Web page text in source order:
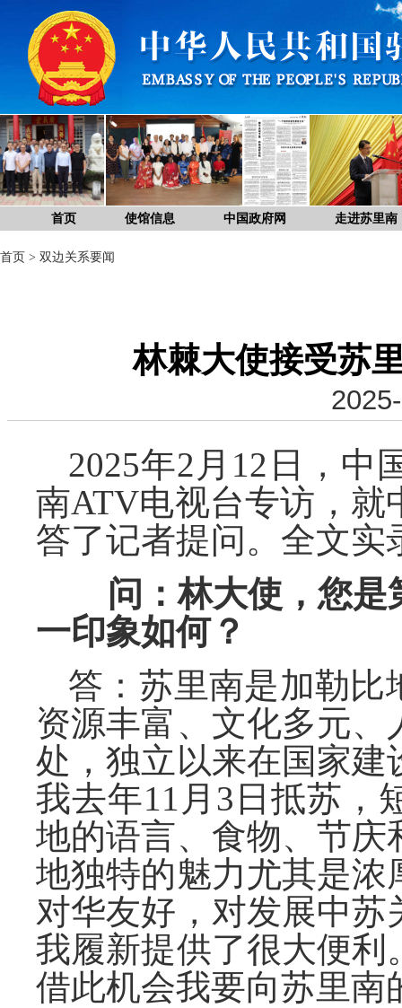
首页 使馆信息 中国政府网 走进苏里南
首页 > 双边关系要闻
林棘大使接受苏
2025年2月12日，中
南ATV电视台专访，就
答了记者提问。全文实
问：林大使，您
一印象如何？
答：苏里南是加勒比
资源丰富、文化多元
处，独立以来在国家
我去年11月3日抵苏，
地的语言、食物、节
地独特的魅力尤其是
对华友好，对发展中
我履新提供了很大便
借此机会我要向苏里南